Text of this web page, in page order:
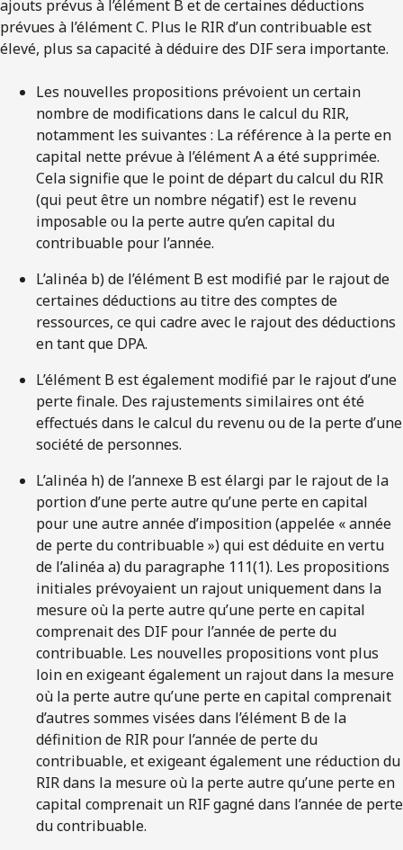
ajouts prévus à l’élément B et de certaines déductions
prévues à l’élément C. Plus le RIR d’un contribuable est
élevé, plus sa capacité à déduire des DIF sera importante.
Les nouvelles propositions prévoient un certain
nombre de modifications dans le calcul du RIR,
notamment les suivantes : La référence à la perte en
capital nette prévue à l’élément A a été supprimée.
Cela signifie que le point de départ du calcul du RIR
(qui peut être un nombre négatif) est le revenu
imposable ou la perte autre qu’en capital du
contribuable pour l’année.
L’alinéa b) de l’élément B est modifié par le rajout de
certaines déductions au titre des comptes de
ressources, ce qui cadre avec le rajout des déductions
en tant que DPA.
L’élément B est également modifié par le rajout d’une
perte finale. Des rajustements similaires ont été
effectués dans le calcul du revenu ou de la perte d’une
société de personnes.
L’alinéa h) de l’annexe B est élargi par le rajout de la
portion d’une perte autre qu’une perte en capital
pour une autre année d’imposition (appelée « année
de perte du contribuable ») qui est déduite en vertu
de l’alinéa a) du paragraphe 111(1). Les propositions
initiales prévoyaient un rajout uniquement dans la
mesure où la perte autre qu’une perte en capital
comprenait des DIF pour l’année de perte du
contribuable. Les nouvelles propositions vont plus
loin en exigeant également un rajout dans la mesure
où la perte autre qu’une perte en capital comprenait
d’autres sommes visées dans l’élément B de la
définition de RIR pour l’année de perte du
contribuable, et exigeant également une réduction du
RIR dans la mesure où la perte autre qu’une perte en
capital comprenait un RIF gagné dans l’année de perte
du contribuable.